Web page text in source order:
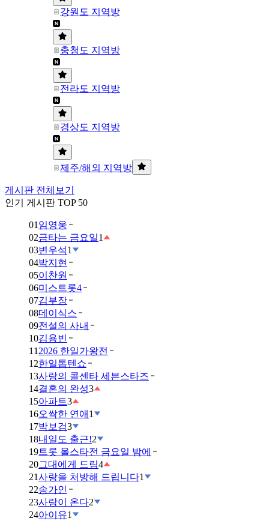
강원도 지역방
충청도 지역방
전라도 지역방
경상도 지역방
제주/해외 지역방
게시판 전체보기
인기 게시판 TOP 50
01 임영웅
02금타는 금요일1
03변우석1
04박지현
05이찬원
06미스트롯4
07김부장
08데이식스
09전설의 사내
10김용빈
11 2026 한일가왕전
12한일톱텐쇼
13사랑의 콜센타 세븐스타즈
14결혼의 완성3
15아파트3
16오싹한 연애 1
17박보검3
18내일도 출근!2
19트롯 올스타전 금요일 밤에
20그대에게 드림4
21사랑을 처방해 드립니다1
22송가인
23사랑이 온다2
24아이유1